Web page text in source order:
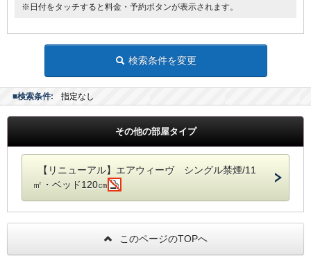
※日付をタッチすると料金・予約ボタンが表示されます。
検索条件を変更
■検索条件: 指定なし
その他の部屋タイプ
【リニューアル】エアウィーヴ シングル禁煙/11
㎡・ベッド120㎝
このページのTOPへ